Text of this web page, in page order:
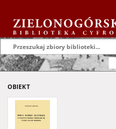
OBIEKT